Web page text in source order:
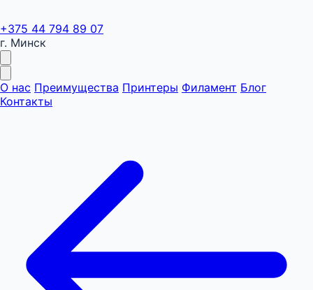
+375 44 794 89 07
г. Минск
О нас Преимущества Принтеры Филамент Блог
Контакты